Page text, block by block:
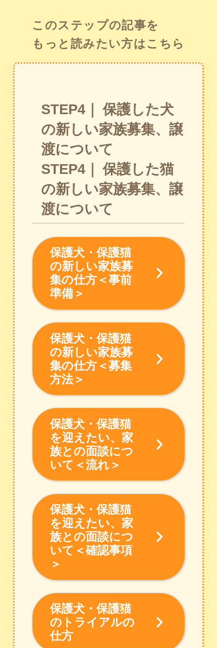
このステップの記事を
もっと読みたい方はこちら
STEP4｜ 保護した犬
の新しい家族募集、譲
渡について
STEP4｜ 保護した猫
の新しい家族募集、譲
渡について
保護犬・保護猫
の新しい家族募
集の仕方＜事前
準備＞
保護犬・保護猫
の新しい家族募
集の仕方＜募集
方法＞
保護犬・保護猫
を迎えたい、家
族との面談につ
いて＜流れ＞
保護犬・保護猫
を迎えたい、家
族との面談につ
いて＜確認事項
＞
保護犬・保護猫
のトライアルの
仕方